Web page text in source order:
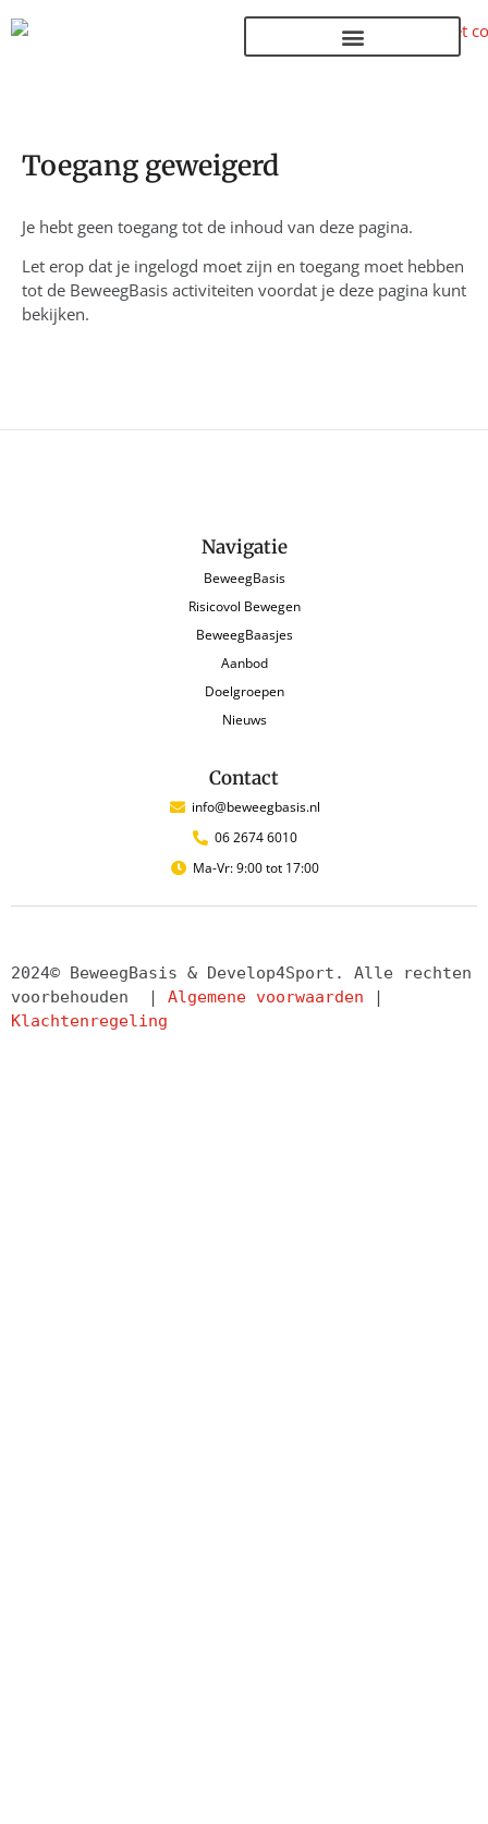
Toegang geweigerd
Je hebt geen toegang tot de inhoud van deze pagina.
Let erop dat je ingelogd moet zijn en toegang moet hebben
tot de BeweegBasis activiteiten voordat je deze pagina kunt
bekijken.
Navigatie
BeweegBasis
Risicovol Bewegen
BeweegBaasjes
Aanbod
Doelgroepen
Nieuws
Contact
info@beweegbasis.nl
06 2674 6010
Ma-Vr: 9:00 tot 17:00
2024© BeweegBasis & Develop4Sport. Alle rechten
voorbehouden  | Algemene voorwaarden
Klachtenregeling